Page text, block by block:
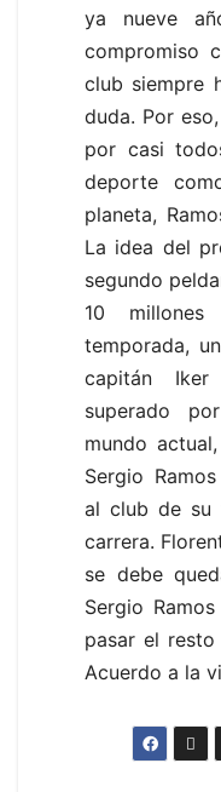
ya nueve
compromiso
club siempre
duda. Por
por casi
deporte
planeta,
La idea del
segundo
10
temporada,
capitán
superado
mundo
Sergio
al club de su
carrera.
se debe
Sergio
pasar el
Acuerdo a la